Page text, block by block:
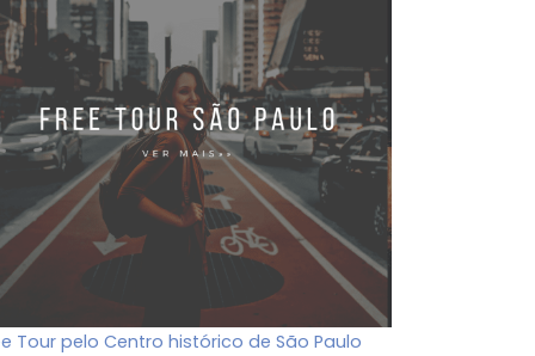
Tour pelo Centro histórico de São Paulo